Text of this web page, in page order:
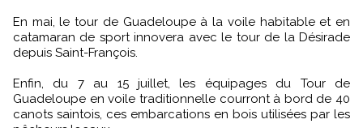
En mai, le tour de Guadeloupe à la voile habitable et en
catamaran de sport innovera avec le tour de la Désirade
depuis Saint-François.
Enfin, du 7 au 15 juillet, les équipages du Tour de
Guadeloupe en voile traditionnelle courront à bord de 40
canots saintois, ces embarcations en bois utilisées par les